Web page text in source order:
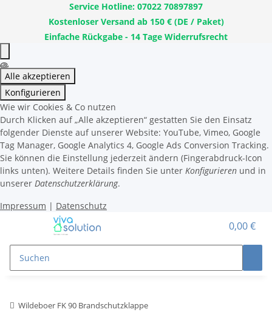
Service Hotline: 07022 70897897
Kostenloser Versand ab 150 € (DE / Paket)
Einfache Rückgabe - 14 Tage Widerrufsrecht
Alle akzeptieren
Konfigurieren
Wie wir Cookies & Co nutzen
Durch Klicken auf „Alle akzeptieren“ gestatten Sie den Einsatz
folgender Dienste auf unserer Website: YouTube, Vimeo, Google
Tag Manager, Google Analytics 4, Google Ads Conversion Tracking.
Sie können die Einstellung jederzeit ändern (Fingerabdruck-Icon
links unten). Weitere Details finden Sie unter Konfigurieren und in
unserer Datenschutzerklärung.
Impressum | Datenschutz
0,00 €
Wildeboer FK 90 Brandschutzklappe